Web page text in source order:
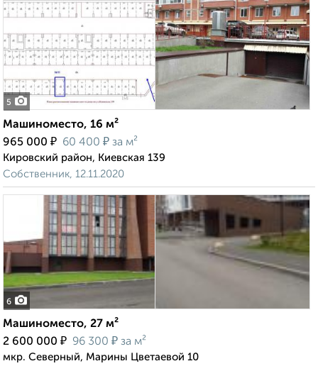
5
Машиноместо, 16 м²
965 000 ₽ 60 400 ₽ за м²
Кировский район, Киевская 139
Собственник, 12.11.2020
6
Машиноместо, 27 м²
2 600 000 ₽ 96 300 ₽ за м²
мкр. Северный, Марины Цветаевой 10